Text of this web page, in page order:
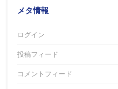
メタ情報
ログイン
投稿フィード
コメントフィード